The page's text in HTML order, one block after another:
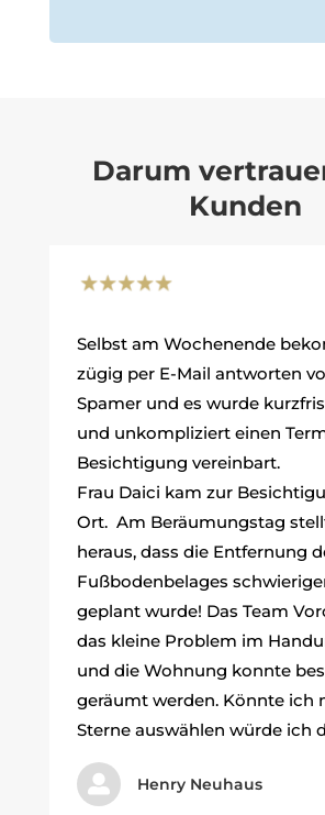
Darum
Kunden
Selbst am Wochenende
zügig per E-Mail antworten
Spamer und es wurde
und unkompliziert einen
Besichtigung vereinbart.
Frau Daici kam zur
Ort. Am Beräumungstag
heraus, dass die Entfernung
Fußbodenbelages
geplant wurde! Das Team
das kleine Problem im
und die Wohnung konnte
geräumt werden. Könnte ich
Sterne auswählen würde ich
 Henry Neuhaus